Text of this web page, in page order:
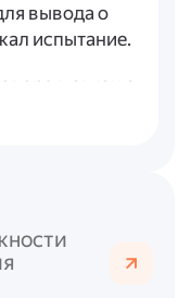
вывода о
испытание.
в связи с